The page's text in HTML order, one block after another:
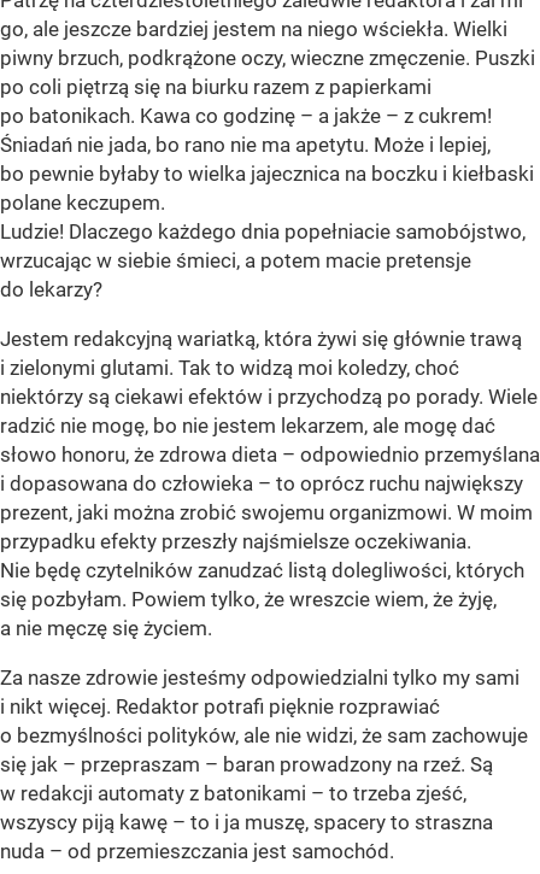
go, ale jeszcze bardziej jestem na niego wściekła. Wielki
piwny brzuch, podkrążone oczy, wieczne zmęczenie. Puszki
po coli piętrzą się na biurku razem z papierkami
po batonikach. Kawa co godzinę – a jakże – z cukrem!
Śniadań nie jada, bo rano nie ma apetytu. Może i lepiej,
bo pewnie byłaby to wielka jajecznica na boczku i kiełbaski
polane keczupem.
Ludzie! Dlaczego każdego dnia popełniacie samobójstwo,
wrzucając w siebie śmieci, a potem macie pretensje
do lekarzy?
Jestem redakcyjną wariatką, która żywi się głównie trawą
i zielonymi glutami. Tak to widzą moi koledzy, choć
niektórzy są ciekawi efektów i przychodzą po porady. Wiele
radzić nie mogę, bo nie jestem lekarzem, ale mogę dać
słowo honoru, że zdrowa dieta – odpowiednio przemyślana
i dopasowana do człowieka – to oprócz ruchu największy
prezent, jaki można zrobić swojemu organizmowi. W moim
przypadku efekty przeszły najśmielsze oczekiwania.
Nie będę czytelników zanudzać listą dolegliwości, których
się pozbyłam. Powiem tylko, że wreszcie wiem, że żyję,
a nie męczę się życiem.
Za nasze zdrowie jesteśmy odpowiedzialni tylko my sami
i nikt więcej. Redaktor potrafi pięknie rozprawiać
o bezmyślności polityków, ale nie widzi, że sam zachowuje
się jak – przepraszam – baran prowadzony na rzeź. Są
w redakcji automaty z batonikami – to trzeba zjeść,
wszyscy piją kawę – to i ja muszę, spacery to straszna
nuda – od przemieszczania jest samochód.